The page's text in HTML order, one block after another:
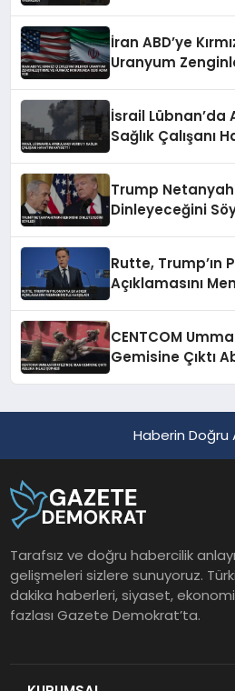
İran ABD’ye
Uranyum
İsrail Lübnan’da
Sağlık Çalışanı
Trump
Dinleyeceğini
Rutte, Trump’ın
Açıklamasını
CENTCOM
Gemisine Çıktı
Haberin Doğru
Tarafsız ve doğru habercilik
gelişmeleri sizlere sunuyoruz.
dakika haberleri, siyaset,
fazlası Gazete Demokrat’ta.